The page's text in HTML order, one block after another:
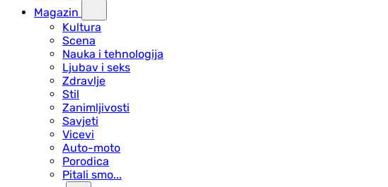
Magazin
Kultura
Scena
Nauka i tehnologija
Ljubav i seks
Zdravlje
Stil
Zanimljivosti
Savjeti
Vicevi
Auto-moto
Porodica
Pitali smo...